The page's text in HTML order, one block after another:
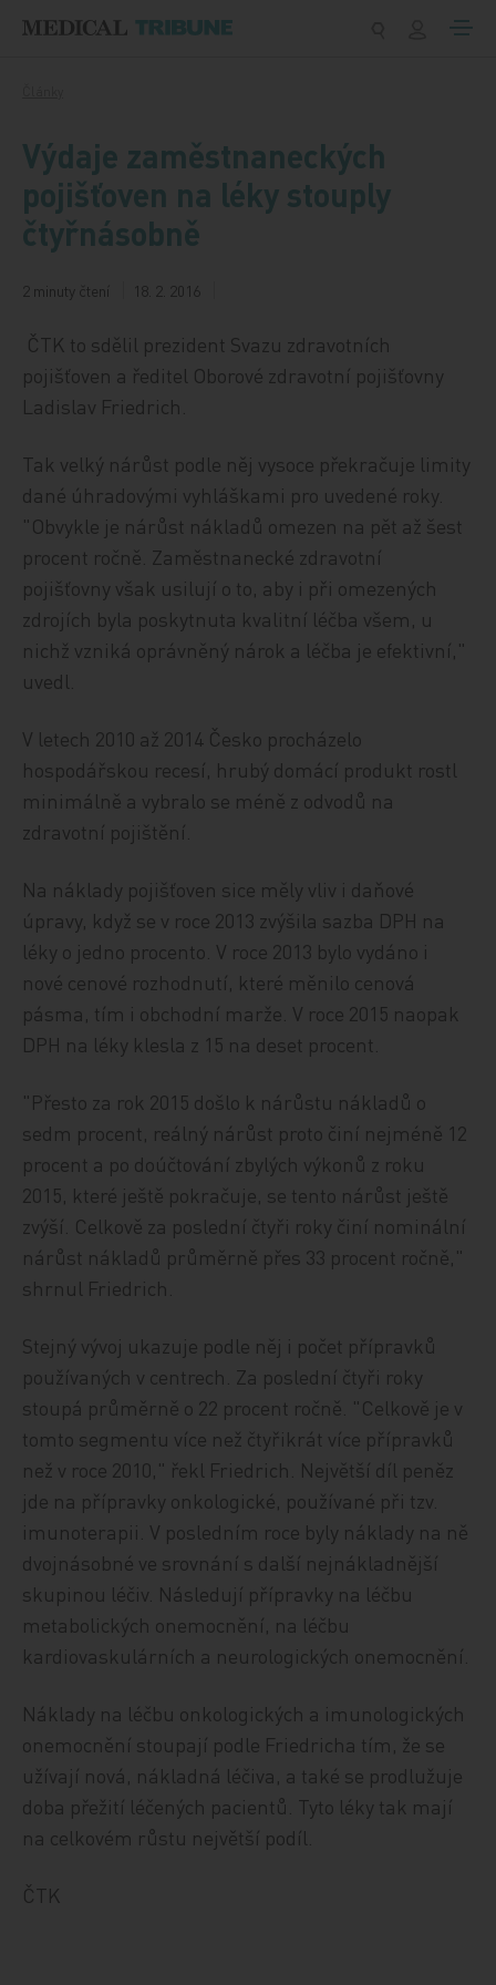
Výdaje zaměstnaneckých
pojišťoven na léky stouply
čtyřnásobně
2 minuty čtení 18. 2. 2016
ČTK to sdělil prezident Svazu zdravotních
pojišťoven a ředitel Oborové zdravotní pojišťovny
Ladislav Friedrich.
Tak velký nárůst podle něj vysoce překračuje limity
dané úhradovými vyhláškami pro uvedené roky.
"Obvykle je nárůst nákladů omezen na pět až šest
procent ročně. Zaměstnanecké zdravotní
pojišťovny však usilují o to, aby i při omezených
zdrojích byla poskytnuta kvalitní léčba všem, u
nichž vzniká oprávněný nárok a léčba je efektivní,"
uvedl.
V letech 2010 až 2014 Česko procházelo
hospodářskou recesí, hrubý domácí produkt rostl
minimálně a vybralo se méně z odvodů na
zdravotní pojištění.
Na náklady pojišťoven sice měly vliv i daňové
úpravy, když se v roce 2013 zvýšila sazba DPH na
léky o jedno procento. V roce 2013 bylo vydáno i
nové cenové rozhodnutí, které měnilo cenová
pásma, tím i obchodní marže. V roce 2015 naopak
DPH na léky klesla z 15 na deset procent.
"Přesto za rok 2015 došlo k nárůstu nákladů o
sedm procent, reálný nárůst proto činí nejméně 12
procent a po doúčtování zbylých výkonů z roku
2015, které ještě pokračuje, se tento nárůst ještě
zvýší. Celkově za poslední čtyři roky činí nominální
nárůst nákladů průměrně přes 33 procent ročně,"
shrnul Friedrich.
Stejný vývoj ukazuje podle něj i počet přípravků
používaných v centrech. Za poslední čtyři roky
stoupá průměrně o 22 procent ročně. "Celkově je v
tomto segmentu více než čtyřikrát více přípravků
než v roce 2010," řekl Friedrich. Největší díl peněz
jde na přípravky onkologické, používané při tzv.
imunoterapii. V posledním roce byly náklady na ně
dvojnásobné ve srovnání s další nejnákladnější
skupinou léčiv. Následují přípravky na léčbu
metabolických onemocnění, na léčbu
kardiovaskulárních a neurologických onemocnění.
Náklady na léčbu onkologických a imunologických
onemocnění stoupají podle Friedricha tím, že se
užívají nová, nákladná léčiva, a také se prodlužuje
doba přežití léčených pacientů. Tyto léky tak mají
na celkovém růstu největší podíl.
ČTK